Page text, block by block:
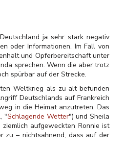
ja sehr stark negativ
oder Informationen. Im Fall von
und Opferbereitschaft unter
sprechen. Wenn die aber trotz
spürbar auf der Strecke.
Weltkrieg als zu alt befunden
Deutschlands auf Frankreich
in die Heimat anzutreten. Das
"Schlagende Wetter") und Sheila
aufgeweckten Ronnie ist
zu – nichtsahnend, dass auf der